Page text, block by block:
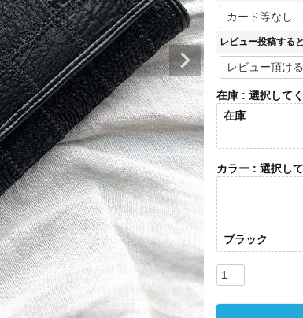
レビュー投稿する
在庫
選択して
在庫
カラー 選択し
ブラック